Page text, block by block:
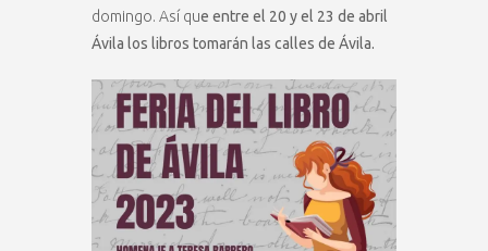
domingo. Así que entre el 20 y el 23 de abril
Ávila los libros tomarán las calles de Ávila.